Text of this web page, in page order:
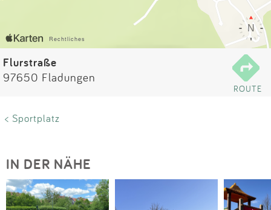
Impressum
Flurstraße
97650 Fladungen
ROUTE
< Sportplatz
IN DER NÄHE